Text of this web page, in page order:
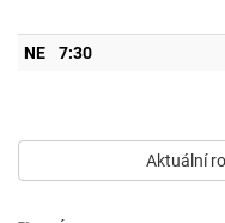
NE 7:30
Aktuální